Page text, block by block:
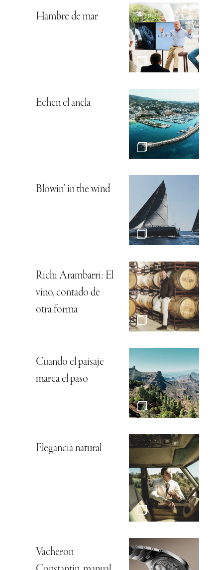
Hambre de mar
Echen el ancla
Blowin’ in the wind
Richi Arambarri: El
vino, contado de
otra forma
Cuando el paisaje
marca el paso
Elegancia natural
Vacheron